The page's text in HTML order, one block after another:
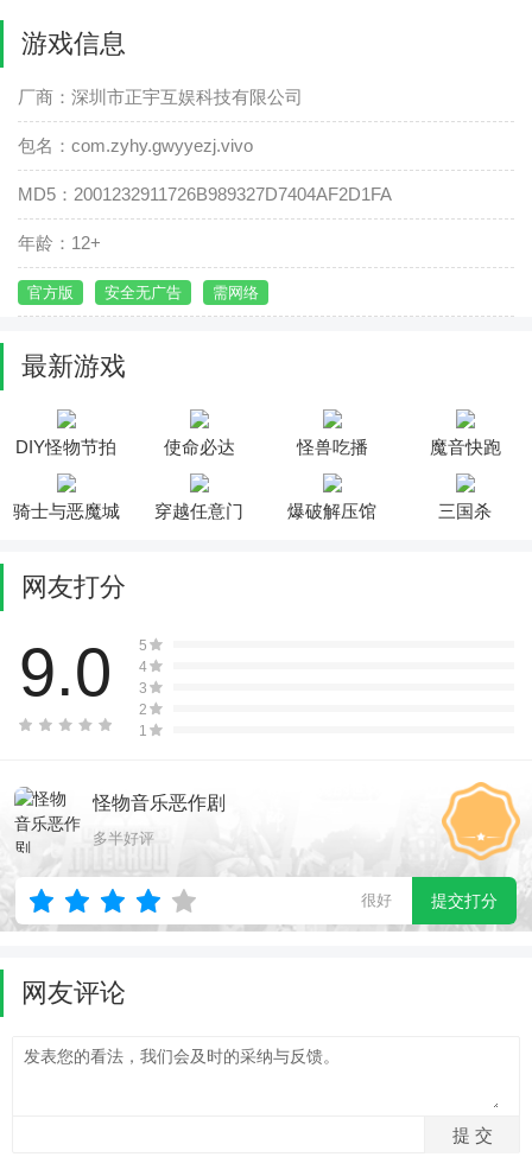
游戏信息
厂商：深圳市正宇互娱科技有限公司
包名：com.zyhy.gwyyezj.vivo
MD5：2001232911726B989327D7404AF2D1FA
年龄：12+
官方版 安全无广告 需网络
最新游戏
DIY怪物节拍 使命必达 怪兽吃播 魔音快跑
骑士与恶魔城 穿越任意门 爆破解压馆 三国杀
网友打分
9.0
5
4
3
2
1
怪物音乐恶作剧
多半好评
很好 提交打分
网友评论